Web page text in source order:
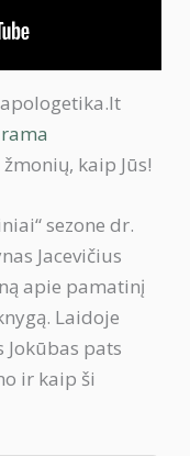
kaip Jūs!
sezone dr.
Jacevičius
apie pamatinį
Laidoje
pats
ir kaip ši